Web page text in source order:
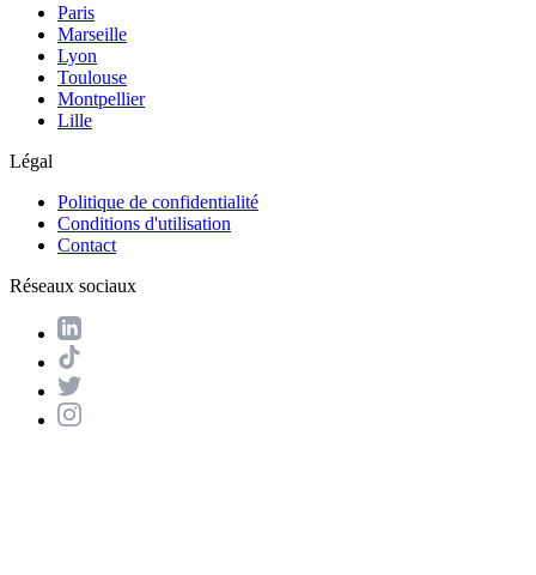
Paris
Marseille
Lyon
Toulouse
Montpellier
Lille
Légal
Politique de confidentialité
Conditions d'utilisation
Contact
Réseaux sociaux